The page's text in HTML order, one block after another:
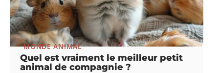
MONDE ANIMAL
Quel est vraiment le meilleur petit
animal de compagnie ?